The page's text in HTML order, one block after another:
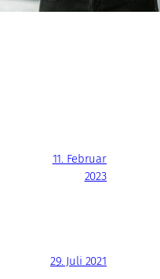
11. Februar
2023
29. Juli 2021